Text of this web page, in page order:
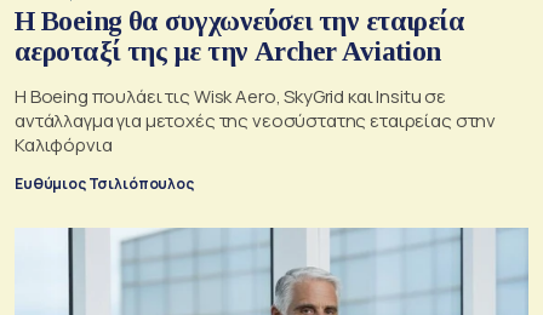
Η Boeing θα συγχωνεύσει την εταιρεία
αεροταξί της με την Archer Aviation
Η Boeing πουλάει τις Wisk Aero, SkyGrid και Insitu σε
αντάλλαγμα για μετοχές της νεοσύστατης εταιρείας στην
Καλιφόρνια
Ευθύμιος Τσιλιόπουλος